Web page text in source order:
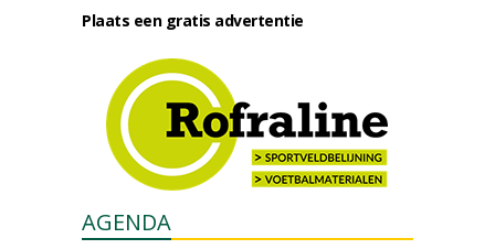
Plaats een gratis advertentie
AGENDA